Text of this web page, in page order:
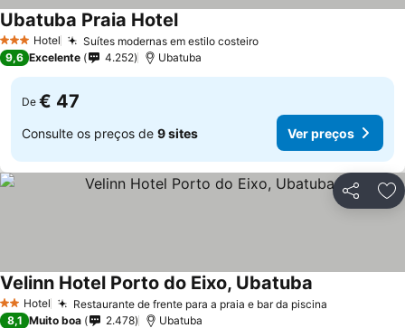
3 EstrelasHotel Suítes modernas em estilo costeiro
Ubatuba Praia Hotel
9,6 Excelente 4.252 Ubatuba
De € 47
Consulte os preços de 9 sites Ver preços
Partilhar
2 Estrelas
Hotel Restaurante de frente para a praia e bar da piscina
Velinn Hotel Porto do Eixo, Ubatuba
8,1 Muito boa 2.478 Ubatuba